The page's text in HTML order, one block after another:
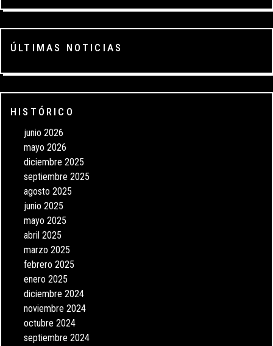
ÚLTIMAS NOTICIAS
HISTÓRICO
junio 2026
mayo 2026
diciembre 2025
septiembre 2025
agosto 2025
junio 2025
mayo 2025
abril 2025
marzo 2025
febrero 2025
enero 2025
diciembre 2024
noviembre 2024
octubre 2024
septiembre 2024